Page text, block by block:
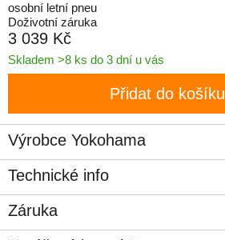
osobní letní pneu
Doživotní záruka
3 039 Kč
Skladem >8 ks do 3 dní u vás
Přidat do košíku
Výrobce Yokohama
Technické info
Záruka